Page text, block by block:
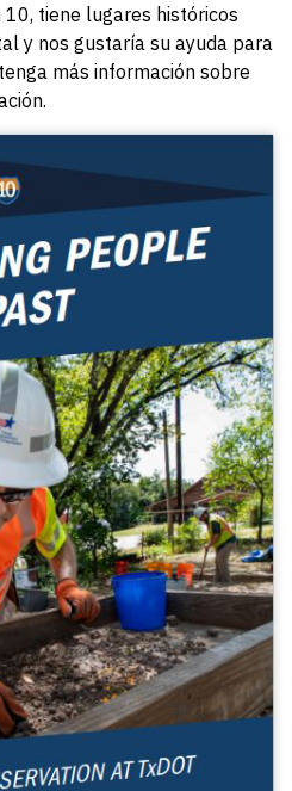
tiene lugares históricos
y nos gustaría su ayuda para
más información sobre